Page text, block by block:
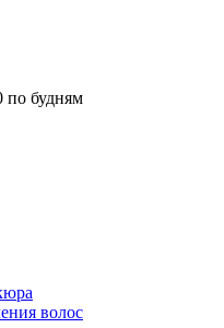
по будням
волос